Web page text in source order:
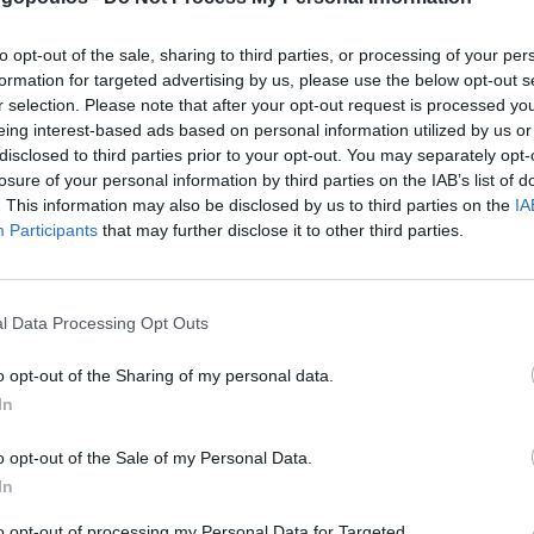
opt-out of the sale, sharing to third parties, or processing of your
for targeted advertising by us, please use the below opt-out
selection. Please note that after your opt-out request is processed
interest-based ads based on personal information utilized by us
to third parties prior to your opt-out. You may separately
of your personal information by third parties on the IAB’s list of
This information may also be disclosed by us to third parties on the
Participants that may further disclose it to other third parties.
Data Processing Opt Outs
opt-out of the Sharing of my personal data.
opt-out of the Sale of my Personal Data.
πάντα μακροπρόθεσμα, χρειάζεται μόνο να
αριθμούς ασφαλείας. Όταν μπαίνεις στο καζίνο,
στο τζόγο στα καζίνο
στο συνολικό κέρδος. Οι διαγωνισμοί δίνονται στους
καθώς μπορούν να παίξουν όσο πολλές φορές θέλουν χωρίς
ότι το κοινό θα μπορεί να εκφωνήσει τη γνώμη
αιτήσεις για άδεια μετά την έγκριση των κανονισμών, ο
ίσως είστε περίεργοι πώς οι κουλοχέρηδες φτάνουν
με πραγματικά χρήματα στο διαδικτυακό καζίνο.